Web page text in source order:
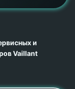
и
Vaillant